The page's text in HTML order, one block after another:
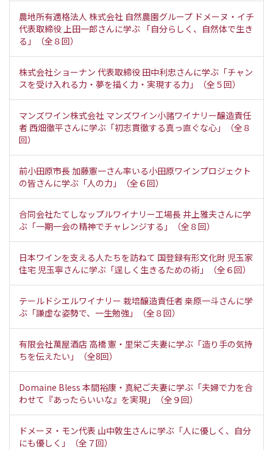
農地所有適格法人 株式会社 自然農園グループ ドメーヌ・イチ
代表取締役 上田一郎さんに学ぶ 「自分らしく、自然体で生き
る」（全８回）
株式会社ショーナン 代表取締役 田中利忠さんに学ぶ「チャン
スを受け入れる力・夢を描く力・実現する力」（全５回）
マンズワイン株式会社 マンズワイン小諸ワイナリー醸造責任
者 西畑徹平さんに学ぶ「初志貫徹する真っ直ぐな心」（全８
回）
前小田原市長 加藤憲一さん率いる小田原ワインプロジェクト
の皆さんに学ぶ「人の力」（全６回）
合同会社たてしなップルワイナリー工場長 井上雅夫さんに学
ぶ「一期一会の精神でチャレンジする」（全８回）
日本ワインを支える人たちを訪ねて 国登録有形文化財 児玉家
住宅 児玉寧さんに学ぶ「逞しく生きるための術」（全６回）
テールドシエルワイナリー 栽培醸造責任者 桒原一斗さんに学
ぶ「謙虚な姿勢で、一生勉強」（全８回）
有限会社萬屋酒店 高橋 憲・里栄ご夫妻に学ぶ「造り手の気持
ちを伝えたい」（全8回）
Domaine Bless 本間裕康・真紀ご夫妻に学ぶ「夫婦で力を合
わせて『あったらいいな』を実現」（全９回）
ドメーヌ・モン代表 山中敦生さんに学ぶ「人に優しく、自分
にも優しく」（全７回）